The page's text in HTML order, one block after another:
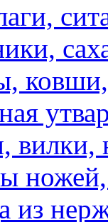
вилки,
из